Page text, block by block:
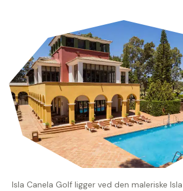
Isla Canela Golf ligger ved den maleriske